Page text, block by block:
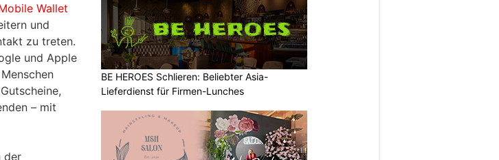
Wallet
und
zu treten.
und Apple
– mit
der
BE HEROES Schlieren: Beliebter Asia-
Lieferdienst für Firmen-Lunches